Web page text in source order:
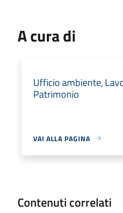
A cura di
Ufficio ambiente,
Patrimonio
VAI ALLA PAGINA
Contenuti correlati